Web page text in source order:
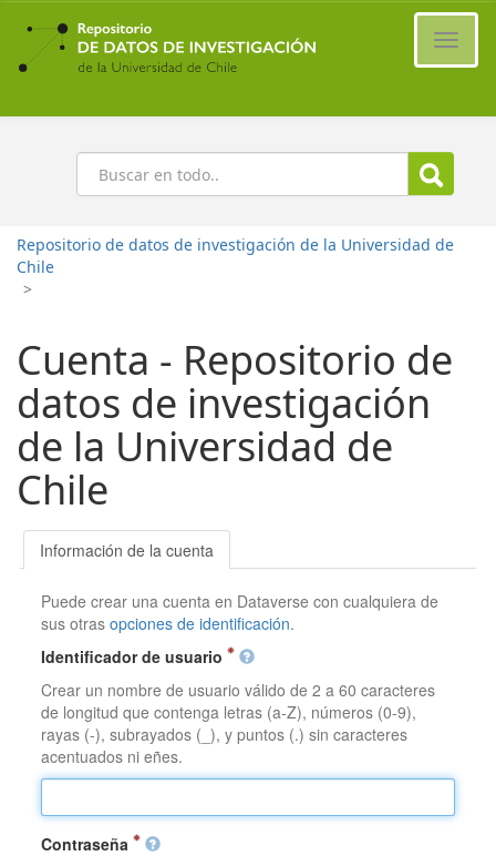
Ir
contenido
principal
Buscar
Repositorio de datos de investigación de la Universidad de
Chile
>
Cuenta - Repositorio de
datos de investigación
de la Universidad de
Chile
Información de la cuenta
Puede crear una cuenta en Dataverse con cualquiera de
sus otrasopciones de identificación.
Identificador de usuario
Crear un nombre de usuario válido de 2 a 60 caracteres
de longitud que contenga letras (a-Z), números (0-9),
rayas (-), subrayados (_), y puntos (.) sin caracteres
acentuados ni eñes.
Contraseña